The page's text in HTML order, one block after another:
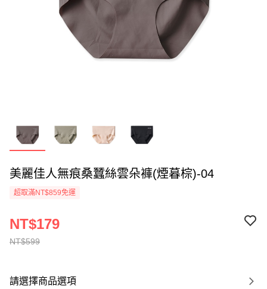
美麗佳人無痕桑蠶絲雲朵褲(煙暮棕)-04
超取滿NT$859免運
NT$599
NT$179
請選擇商品選項